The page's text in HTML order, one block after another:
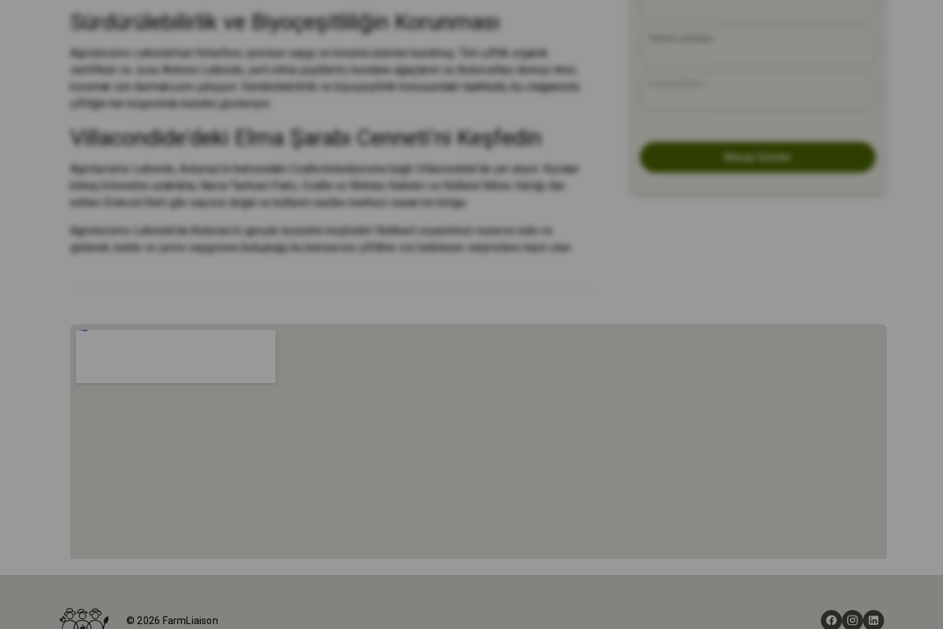
Sürdürülebilirlik ve Biyoçeşitliliğin Korunması
Agroturismo Lebredo'nun felsefesi, çevreye saygı ve koruma üzerine kurulmuş. Tüm çiftlik organik
sertifikalı ve Jose Antonio Lebredo, yerli elma çeşitlerini, kestane ağaçlarını ve Asturceltas domuz ırkını
korumak için durmaksızın çalışıyor. Sürdürülebilirlik ve biyoçeşitlilik konusundaki taahhüdü, bu olağanüstü
çiftliğin her köşesinde kendini gösteriyor.
Villacondide'deki Elma Şarabı Cenneti'ni Keşfedin
Agroturismo Lebredo, Asturias'ın batısındaki Coaña belediyesine bağlı Villacondide'de yer alıyor. Kıyıdan
birkaç kilometre uzaklıkta, Navia Tarihsel Parkı, Coaña ve Mohías Kaleleri ve Kültürel Miras Varlığı ilan
edilen Diskoid Steli gibi sayısız doğal ve kültürel cazibe merkezi sunan bir bölge.
Agroturismo Lebredo'da Asturias'ın gerçek lezzetini keşfedin! Rehberli ziyaretinizi rezerve edin ve
gelenek, kalite ve çevre saygısının buluştuğu bu benzersiz çiftlikte sizi bekleyen sürprizlere hazır olun.
Mesajı Gönder
Çiftlikler
© 2026 FarmLiaison